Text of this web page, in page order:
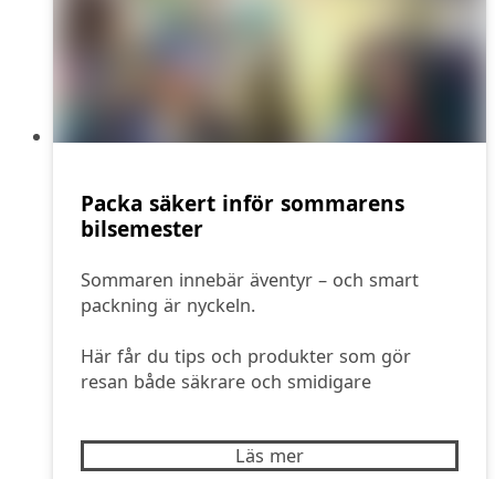
Packa säkert inför sommarens
bilsemester
Sommaren innebär äventyr – och smart
packning är nyckeln.
Här får du tips och produkter som gör
resan både säkrare och smidigare
Läs mer